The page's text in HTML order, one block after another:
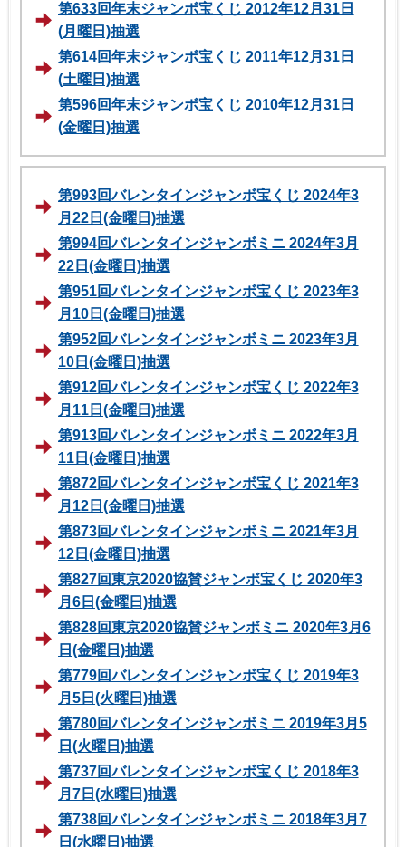
第633回年末ジャンボ宝くじ 2012年12月31日
(月曜日)抽選
第614回年末ジャンボ宝くじ 2011年12月31日
(土曜日)抽選
第596回年末ジャンボ宝くじ 2010年12月31日
(金曜日)抽選
第993回バレンタインジャンボ宝くじ 2024年3
月22日(金曜日)抽選
第994回バレンタインジャンボミニ 2024年3月
22日(金曜日)抽選
第951回バレンタインジャンボ宝くじ 2023年3
月10日(金曜日)抽選
第952回バレンタインジャンボミニ 2023年3月
10日(金曜日)抽選
第912回バレンタインジャンボ宝くじ 2022年3
月11日(金曜日)抽選
第913回バレンタインジャンボミニ 2022年3月
11日(金曜日)抽選
第872回バレンタインジャンボ宝くじ 2021年3
月12日(金曜日)抽選
第873回バレンタインジャンボミニ 2021年3月
12日(金曜日)抽選
第827回東京2020協賛ジャンボ宝くじ 2020年3
月6日(金曜日)抽選
第828回東京2020協賛ジャンボミニ 2020年3月6
日(金曜日)抽選
第779回バレンタインジャンボ宝くじ 2019年3
月5日(火曜日)抽選
第780回バレンタインジャンボミニ 2019年3月5
日(火曜日)抽選
第737回バレンタインジャンボ宝くじ 2018年3
月7日(水曜日)抽選
第738回バレンタインジャンボミニ 2018年3月7
日(水曜日)抽選